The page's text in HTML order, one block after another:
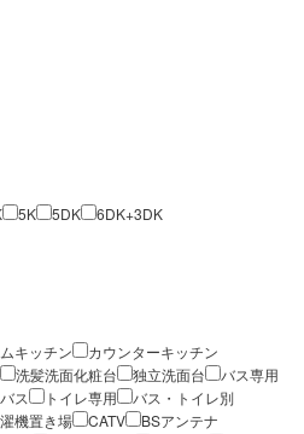
5K 5DK
6DK+3DK
キッチン
カウンターキッチン
洗髪洗面化粧台 独立洗面台
バス専用
ス トイレ専用
バス・トイレ別
機置き場 CATV
BSアンテナ